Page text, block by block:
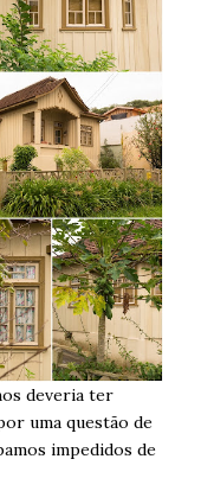
deveria ter
uma questão de
impedidos de